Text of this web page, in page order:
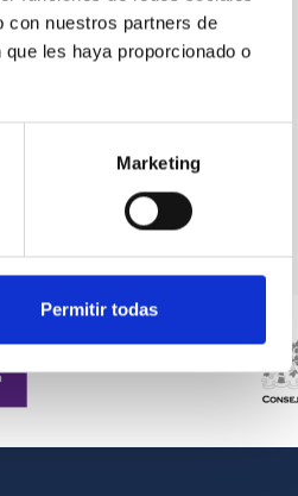
con nuestros partners de
les haya proporcionado o
Marketing
Permitir todas